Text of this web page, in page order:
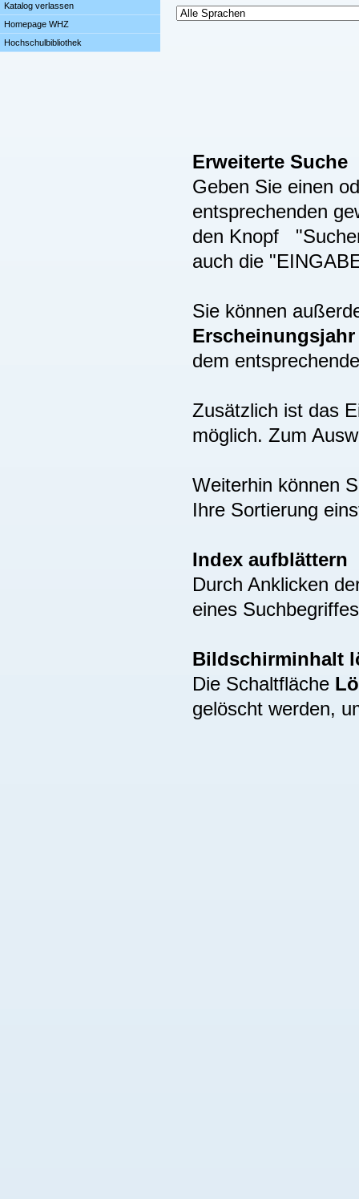
Katalog verlassen
Homepage WHZ
Hochschulbibliothek
Erweiterte Suche
Geben Sie einen
entsprechenden
den Knopf
auch die
Sie können
dem
Zusätzlich ist das
möglich. Zum
Weiterhin können
Ihre Sortierung
Index aufblättern
Durch Anklicken
eines
Bildschirminhalt
Die Schaltfläche
gelöscht werden,